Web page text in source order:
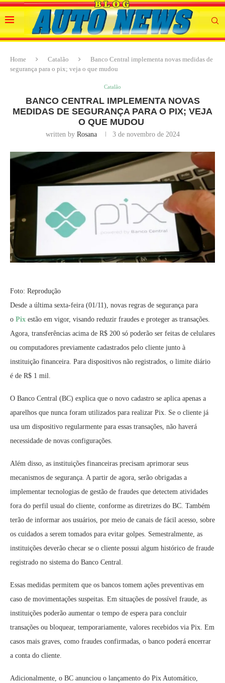
Home Catalão
Banco Central implementa novas medidas de
segurança para o pix; veja o que mudou
Catalão
BANCO CENTRAL IMPLEMENTA NOVAS
MEDIDAS DE SEGURANÇA PARA O PIX; VEJA
O QUE MUDOU
written by Rosana 3 de novembro de 2024
Foto: Reprodução
Desde a última sexta-feira (01/11), novas regras de segurança para
o Pix estão em vigor, visando reduzir fraudes e proteger as transações.
Agora, transferências acima de R$ 200 só poderão ser feitas de celulares
ou computadores previamente cadastrados pelo cliente junto à
instituição financeira. Para dispositivos não registrados, o limite diário
é de R$ 1 mil.
O Banco Central (BC) explica que o novo cadastro se aplica apenas a
aparelhos que nunca foram utilizados para realizar Pix. Se o cliente já
usa um dispositivo regularmente para essas transações, não haverá
necessidade de novas configurações.
Além disso, as instituições financeiras precisam aprimorar seus
mecanismos de segurança. A partir de agora, serão obrigadas a
implementar tecnologias de gestão de fraudes que detectem atividades
fora do perfil usual do cliente, conforme as diretrizes do BC. Também
terão de informar aos usuários, por meio de canais de fácil acesso, sobre
os cuidados a serem tomados para evitar golpes. Semestralmente, as
instituições deverão checar se o cliente possui algum histórico de fraude
registrado no sistema do Banco Central.
Essas medidas permitem que os bancos tomem ações preventivas em
caso de movimentações suspeitas. Em situações de possível fraude, as
instituições poderão aumentar o tempo de espera para concluir
transações ou bloquear, temporariamente, valores recebidos via Pix. Em
casos mais graves, como fraudes confirmadas, o banco poderá encerrar
a conta do cliente.
Adicionalmente, o BC anunciou o lançamento do Pix Automático,